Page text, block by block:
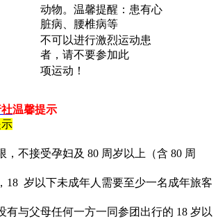
动物。温馨提醒：患有心
脏病、腰椎病等
不可以进行激烈运动患
者，请不要参加此
项运动！
温馨提示
，不接受孕妇及 80 周岁以上（含 80 周
18 岁以下未成年人需要至少一名成年旅客
有与父母任何一方一同参团出行的 18 岁以